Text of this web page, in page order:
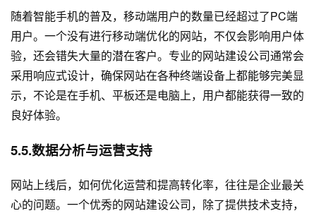
随着智能手机的普及，移动端用户的数量已经超过了PC端
用户。一个没有进行移动端优化的网站，不仅会影响用户体
验，还会错失大量的潜在客户。专业的网站建设公司通常会
采用响应式设计，确保网站在各种终端设备上都能够完美显
示，不论是在手机、平板还是电脑上，用户都能获得一致的
良好体验。
5.5.数据分析与运营支持
网站上线后，如何优化运营和提高转化率，往往是企业最关
心的问题。一个优秀的网站建设公司，除了提供技术支持，